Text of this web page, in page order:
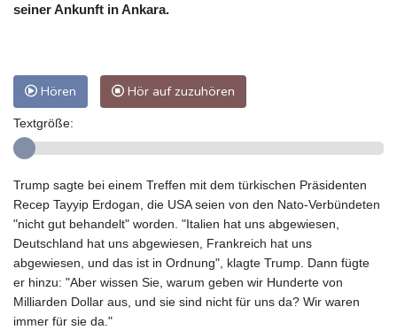
seiner Ankunft in Ankara.
Hören Hör auf zuzuhören
Textgröße:
Trump sagte bei einem Treffen mit dem türkischen Präsidenten
Recep Tayyip Erdogan, die USA seien von den Nato-Verbündeten
"nicht gut behandelt" worden. "Italien hat uns abgewiesen,
Deutschland hat uns abgewiesen, Frankreich hat uns
abgewiesen, und das ist in Ordnung", klagte Trump. Dann fügte
er hinzu: "Aber wissen Sie, warum geben wir Hunderte von
Milliarden Dollar aus, und sie sind nicht für uns da? Wir waren
immer für sie da."